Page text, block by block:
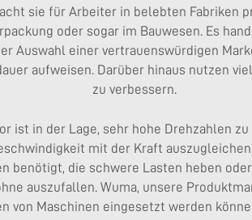
sie für Arbeiter in belebten Fabriken
oder sogar im Bauwesen. Es
Auswahl einer vertrauenswürdigen
aufweisen. Darüber hinaus nutzen
zu verbessern.
ist in der Lage, sehr hohe Drehzahlen
mit der Kraft
benötigt, die schwere Lasten heben
auszufallen. Wuma, unsere
von Maschinen eingesetzt werden